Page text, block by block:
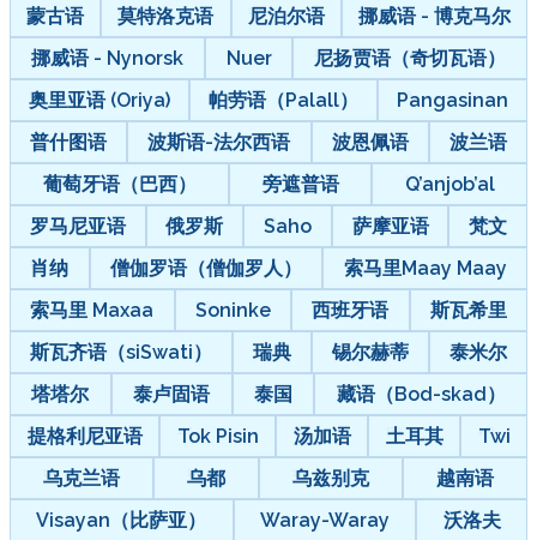
蒙古语
莫特洛克语 尼泊尔语
挪威语 - 博克马尔
挪威语 - Nynorsk
Nuer
尼扬贾语（奇切瓦语）
奥里亚语 (Oriya)
帕劳语（Palall）
Pangasinan
普什图语
波斯语-法尔西语 波恩佩语
波兰语
葡萄牙语（巴西）
旁遮普语
Q’anjob’al
罗马尼亚语
俄罗斯 Saho 萨摩亚语
梵文
肖纳
僧伽罗语（僧伽罗人）
索马里Maay Maay
索马里 Maxaa
Soninke 西班牙语
斯瓦希里
斯瓦齐语（siSwati）
瑞典 锡尔赫蒂
泰米尔
塔塔尔
泰卢固语 泰国
藏语（Bod-skad）
提格利尼亚语
Tok Pisin 汤加语 土耳其
Twi
乌克兰语
乌都 乌兹别克
越南语
Visayan（比萨亚）
Waray-Waray
沃洛夫